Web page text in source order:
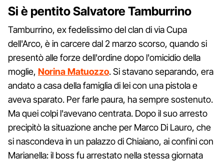
Si è pentito Salvatore Tamburrino
Tamburrino, ex fedelissimo del clan di via Cupa
dell'Arco, è in carcere dal 2 marzo scorso, quando si
presentò alle forze dell'ordine dopo l'omicidio della
moglie, Norina Matuozzo. Si stavano separando, era
andato a casa della famiglia di lei con una pistola e
aveva sparato. Per farle paura, ha sempre sostenuto.
Ma quei colpi l'avevano centrata. Dopo il suo arresto
precipitò la situazione anche per Marco Di Lauro, che
si nascondeva in un palazzo di Chiaiano, ai confini con
Marianella: il boss fu arrestato nella stessa giornata